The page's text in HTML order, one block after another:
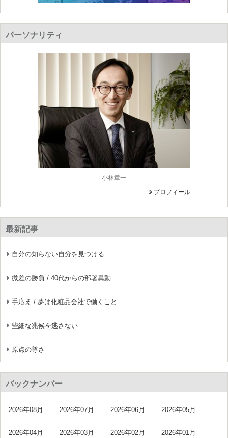
パーソナリティ
小林章一
プロフィール
最新記事
自分の知らない自分を見つける
微差の勝負 / 40代からの部署異動
手応え / 夢は化粧品会社で働くこと
些細な兆候を逃さない
原点の尊さ
バックナンバー
2026年08月 2026年07月 2026年06月 2026年05月
2026年04月 2026年03月 2026年02月 2026年01月